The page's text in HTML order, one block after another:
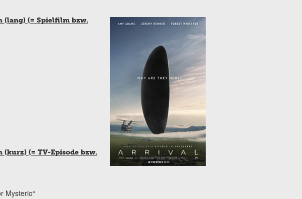
(lang) (= Spielfilm bzw.
(= TV-Episode bzw.
Mysterio“